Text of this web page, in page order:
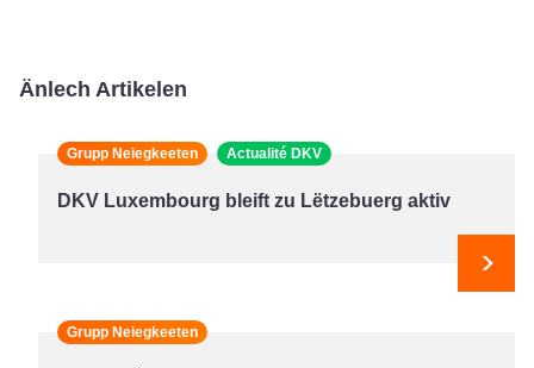
Änlech Artikelen
Grupp Neiegkeeten Actualité DKV
DKV Luxembourg bleift zu Lëtzebuerg aktiv
Next
Grupp Neiegkeeten